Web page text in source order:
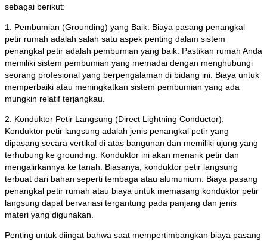
sebagai berikut:
1. Pembumian (Grounding) yang Baik: Biaya pasang penangkal
petir rumah adalah salah satu aspek penting dalam sistem
penangkal petir adalah pembumian yang baik. Pastikan rumah Anda
memiliki sistem pembumian yang memadai dengan menghubungi
seorang profesional yang berpengalaman di bidang ini. Biaya untuk
memperbaiki atau meningkatkan sistem pembumian yang ada
mungkin relatif terjangkau.
2. Konduktor Petir Langsung (Direct Lightning Conductor):
Konduktor petir langsung adalah jenis penangkal petir yang
dipasang secara vertikal di atas bangunan dan memiliki ujung yang
terhubung ke grounding. Konduktor ini akan menarik petir dan
mengalirkannya ke tanah. Biasanya, konduktor petir langsung
terbuat dari bahan seperti tembaga atau alumunium. Biaya pasang
penangkal petir rumah atau biaya untuk memasang konduktor petir
langsung dapat bervariasi tergantung pada panjang dan jenis
materi yang digunakan.
Penting untuk diingat bahwa saat mempertimbangkan biaya pasang